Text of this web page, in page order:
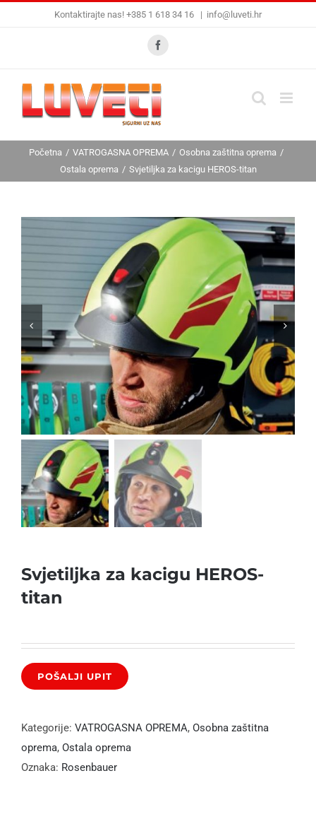
Kontaktirajte nas! +385 1 618 34 16 | info@luveti.hr
Facebook
Početna VATROGASNA OPREMA
Osobna zaštitna oprema
Ostala oprema
Svjetiljka za kacigu HEROS-titan
Svjetiljka za kacigu HEROS-
titan
Kategorije: VATROGASNA OPREMA, Osobna zaštitna
oprema, Ostala oprema
Oznaka: Rosenbauer